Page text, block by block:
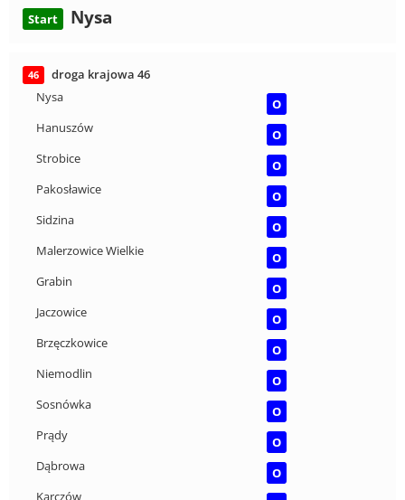
Start Nysa
46
droga krajowa 46
Nysa
O
Hanuszów
O
Strobice
O
Pakosławice
O
Sidzina
O
Malerzowice Wielkie
O
Grabin
O
Jaczowice
O
Brzęczkowice
O
Niemodlin
O
Sosnówka
O
Prądy
O
Dąbrowa
O
Karczów